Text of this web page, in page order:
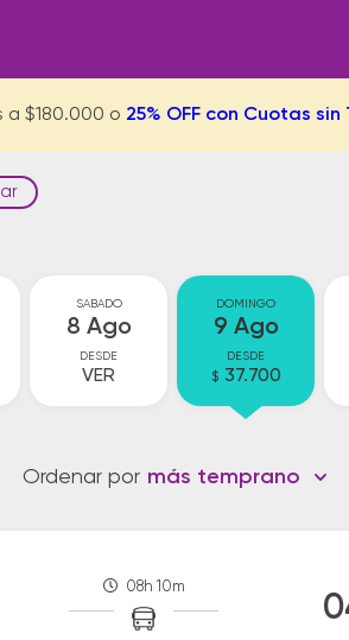
a $180.000 o 25% OFF con Cuotas
SABADO
8 Ago
DESDE
VER
DOMINGO
9 Ago
DESDE
$ 37.700
Ordenar por más temprano
08h 10m